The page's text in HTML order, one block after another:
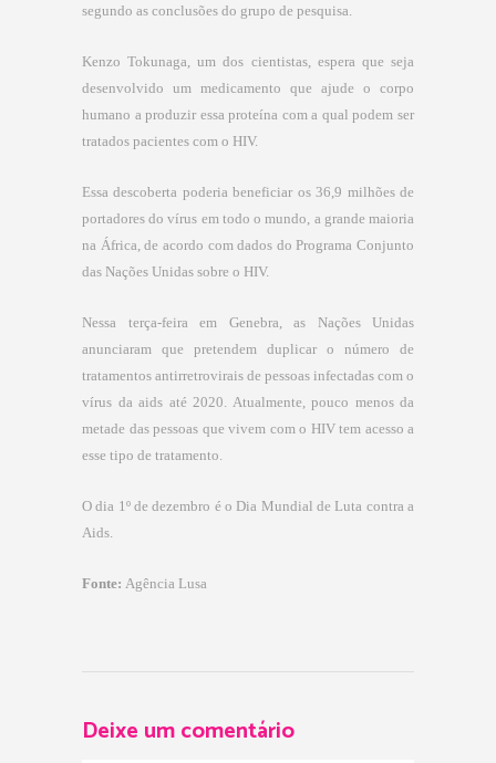
segundo as conclusões do grupo de pesquisa.
Kenzo Tokunaga, um dos cientistas, espera que seja
desenvolvido um medicamento que ajude o corpo
humano a produzir essa proteína com a qual podem ser
tratados pacientes com o HIV.
Essa descoberta poderia beneficiar os 36,9 milhões de
portadores do vírus em todo o mundo, a grande maioria
na África, de acordo com dados do Programa Conjunto
das Nações Unidas sobre o HIV.
Nessa terça-feira em Genebra, as Nações Unidas
anunciaram que pretendem duplicar o número de
tratamentos antirretrovirais de pessoas infectadas com o
vírus da aids até 2020. Atualmente, pouco menos da
metade das pessoas que vivem com o HIV tem acesso a
esse tipo de tratamento.
O dia 1º de dezembro é o Dia Mundial de Luta contra a
Aids.
Fonte: Agência Lusa
Deixe um comentário